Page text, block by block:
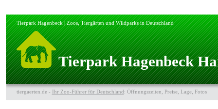
Tierpark Hagenbeck | Zoos, Tiergärten und Wildparks in Deutschland
Tierpark Hagenbeck
tiergaerten.de - Ihr Zoo-Führer für Deutschland: Öffnungszeiten, Preise, Lage, Fotos